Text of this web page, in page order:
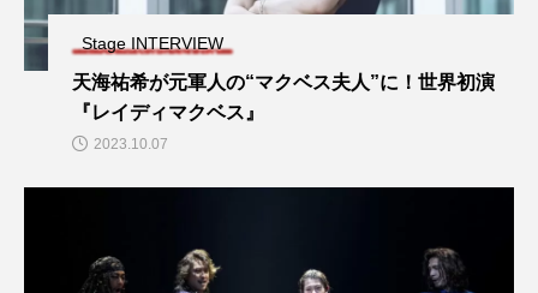
Stage INTERVIEW
天海祐希が元軍人の“マクベス夫人”に！世界初演
『レイディマクベス』
2023.10.07